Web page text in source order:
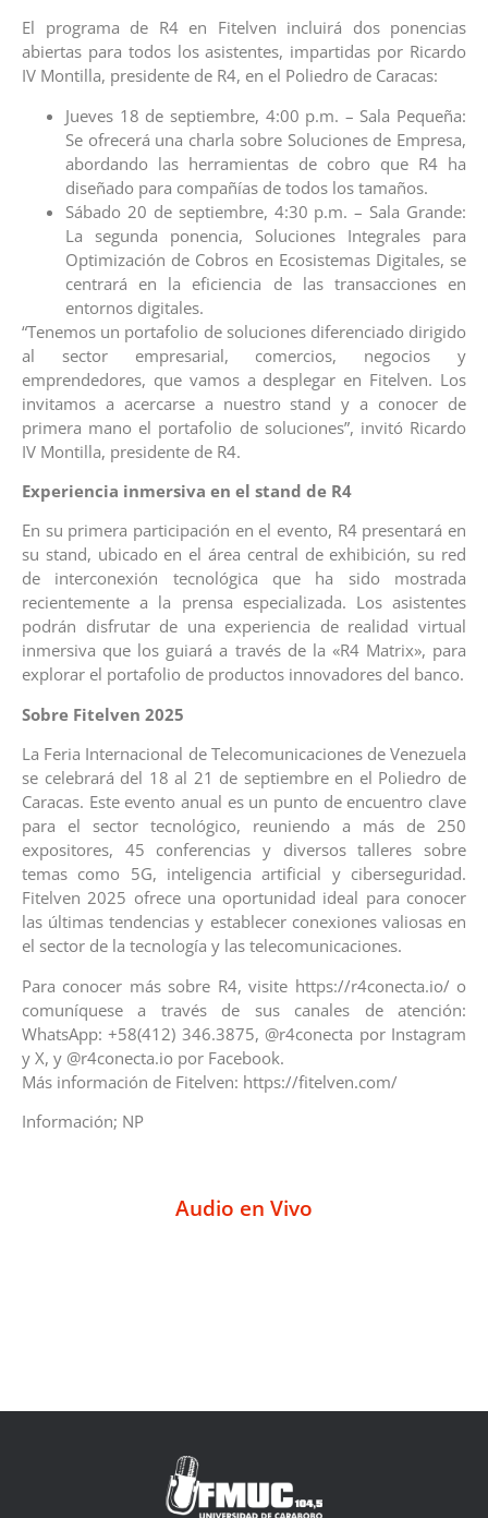
El programa de R4 en Fitelven incluirá dos ponencias
abiertas para todos los asistentes, impartidas por Ricardo
IV Montilla, presidente de R4, en el Poliedro de Caracas:
Jueves 18 de septiembre, 4:00 p.m. – Sala Pequeña:
Se ofrecerá una charla sobre Soluciones de Empresa,
abordando las herramientas de cobro que R4 ha
diseñado para compañías de todos los tamaños.
Sábado 20 de septiembre, 4:30 p.m. – Sala Grande:
La segunda ponencia, Soluciones Integrales para
Optimización de Cobros en Ecosistemas Digitales, se
centrará en la eficiencia de las transacciones en
entornos digitales.
“Tenemos un portafolio de soluciones diferenciado dirigido
al sector empresarial, comercios, negocios y
emprendedores, que vamos a desplegar en Fitelven. Los
invitamos a acercarse a nuestro stand y a conocer de
primera mano el portafolio de soluciones”, invitó Ricardo
IV Montilla, presidente de R4.
Experiencia inmersiva en el stand de R4
En su primera participación en el evento, R4 presentará en
su stand, ubicado en el área central de exhibición, su red
de interconexión tecnológica que ha sido mostrada
recientemente a la prensa especializada. Los asistentes
podrán disfrutar de una experiencia de realidad virtual
inmersiva que los guiará a través de la «R4 Matrix», para
explorar el portafolio de productos innovadores del banco.
Sobre Fitelven 2025
La Feria Internacional de Telecomunicaciones de Venezuela
se celebrará del 18 al 21 de septiembre en el Poliedro de
Caracas. Este evento anual es un punto de encuentro clave
para el sector tecnológico, reuniendo a más de 250
expositores, 45 conferencias y diversos talleres sobre
temas como 5G, inteligencia artificial y ciberseguridad.
Fitelven 2025 ofrece una oportunidad ideal para conocer
las últimas tendencias y establecer conexiones valiosas en
el sector de la tecnología y las telecomunicaciones.
Para conocer más sobre R4, visite https://r4conecta.io/ o
comuníquese a través de sus canales de atención:
WhatsApp: +58(412) 346.3875, @r4conecta por Instagram
y X, y @r4conecta.io por Facebook.
Más información de Fitelven: https://fitelven.com/
Información; NP
Audio en Vivo